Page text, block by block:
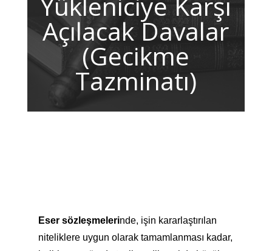
Açılacak Davalar
(Gecikme
Tazminatı)
Eser sözleşmelerinde, işin kararlaştırılan
niteliklere uygun olarak tamamlanması kadar,